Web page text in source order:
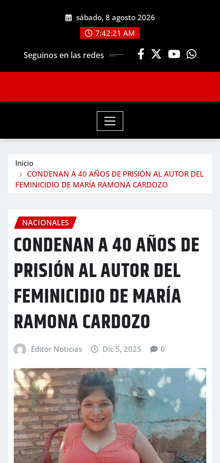
sábado, 8 agosto 2026
7:42:23 AM
Seguinos en las redes
Inicio
CONDENAN A 40 AÑOS DE PRISIÓN AL AUTOR DEL
FEMINICIDIO DE MARÍA RAMONA CARDOZO
NACIONALES
CONDENAN A 40 AÑOS DE
PRISIÓN AL AUTOR DEL
FEMINICIDIO DE MARÍA
RAMONA CARDOZO
Editor Noticias Dic 5, 2025 0